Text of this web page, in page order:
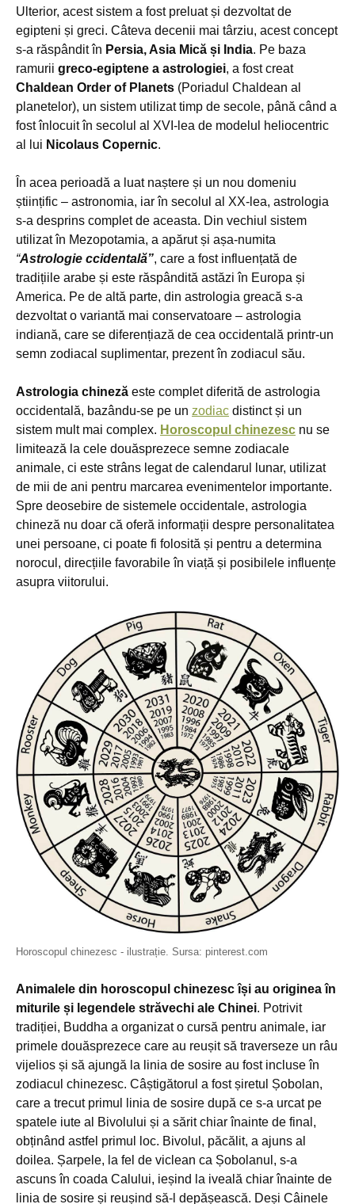
Ulterior, acest sistem a fost preluat și dezvoltat de
egipteni și greci. Câteva decenii mai târziu, acest concept
s-a răspândit în Persia, Asia Mică și India. Pe baza
ramurii greco-egiptene a astrologiei, a fost creat
Chaldean Order of Planets (Poriadul Chaldean al
planetelor), un sistem utilizat timp de secole, până când a
fost înlocuit în secolul al XVI-lea de modelul heliocentric
al lui Nicolaus Copernic.
În acea perioadă a luat naștere și un nou domeniu
științific – astronomia, iar în secolul al XX-lea, astrologia
s-a desprins complet de aceasta. Din vechiul sistem
utilizat în Mezopotamia, a apărut și așa-numita
“Astrologie ccidentală”, care a fost influențată de
tradițiile arabe și este răspândită astăzi în Europa și
America. Pe de altă parte, din astrologia greacă s-a
dezvoltat o variantă mai conservatoare – astrologia
indiană, care se diferențiază de cea occidentală printr-un
semn zodiacal suplimentar, prezent în zodiacul său.
Astrologia chineză este complet diferită de astrologia
occidentală, bazându-se pe un zodiac distinct și un
sistem mult mai complex. Horoscopul chinezesc nu se
limitează la cele douăsprezece semne zodiacale
animale, ci este strâns legat de calendarul lunar, utilizat
de mii de ani pentru marcarea evenimentelor importante.
Spre deosebire de sistemele occidentale, astrologia
chineză nu doar că oferă informații despre personalitatea
unei persoane, ci poate fi folosită și pentru a determina
norocul, direcțiile favorabile în viață și posibilele influențe
asupra viitorului.
Horoscopul chinezesc - ilustrație. Sursa: pinterest.com
Animalele din horoscopul chinezesc își au originea în
miturile și legendele străvechi ale Chinei. Potrivit
tradiției, Buddha a organizat o cursă pentru animale, iar
primele douăsprezece care au reușit să traverseze un râu
vijelios și să ajungă la linia de sosire au fost incluse în
zodiacul chinezesc. Câștigătorul a fost șiretul Șobolan,
care a trecut primul linia de sosire după ce s-a urcat pe
spatele iute al Bivolului și a sărit chiar înainte de final,
obținând astfel primul loc. Bivolul, păcălit, a ajuns al
doilea. Șarpele, la fel de viclean ca Șobolanul, s-a
ascuns în coada Calului, ieșind la iveală chiar înainte de
linia de sosire și reușind să-l depășească. Deși Câinele